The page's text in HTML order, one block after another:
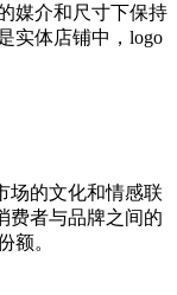
媒介和尺寸下保持
实体店铺中，logo
场的文化和情感联
费者与品牌之间的
额。